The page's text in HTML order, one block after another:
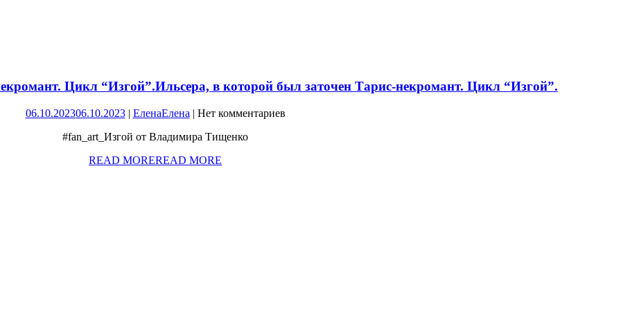
Цикл “Изгой”.Ильсера, в которой был заточен Тарис-некромант. Цикл “Изгой”.
06.10.202306.10.2023 | ЕленаЕлена | Нет комментариев
#fan_art_Изгой от Владимира Тищенко
READ MOREREAD MORE